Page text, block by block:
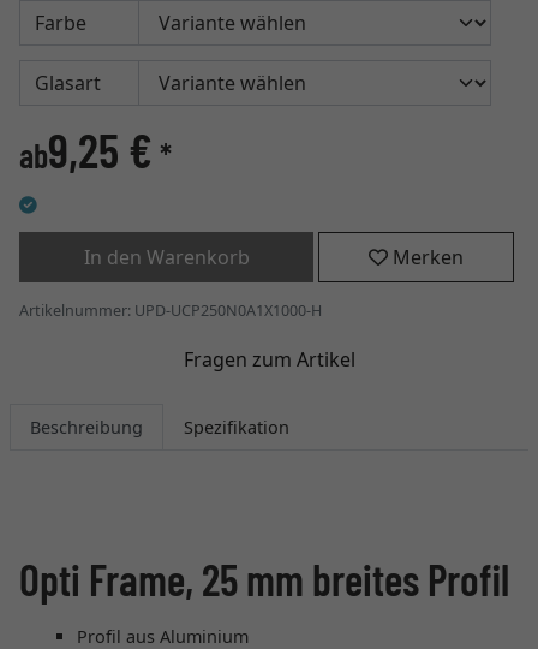
Farbe
Glasart
ab9,25 € *
In den Warenkorb Merken
Artikelnummer: UPD-UCP250N0A1X1000-H
Fragen zum Artikel
Beschreibung Spezifikation
Opti Frame, 25 mm breites Profil
Profil aus Aluminium